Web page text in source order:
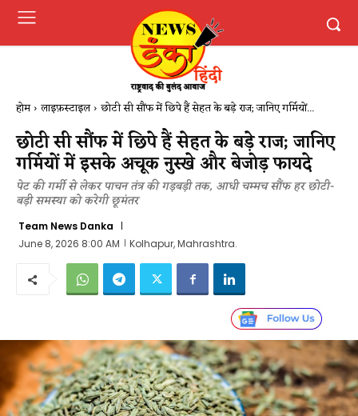
होम लाइफ़स्टाइल छोटी सी सौंफ में छिपे हैं सेहत के बड़े राज; जानिए गर्मियों...
छोटी सी सौंफ में छिपे हैं सेहत के बड़े राज; जानिए
गर्मियों में इसके अचूक नुस्खे और बेजोड़ फायदे
पेट की गर्मी से लेकर पाचन तंत्र की गड़बड़ी तक, आधी चम्मच सौंफ हर छोटी-
बड़ी समस्या को करेगी छूमंतर
Team News Danka
June 8, 2026 8:00 AM
Kolhapur, Mahrashtra.